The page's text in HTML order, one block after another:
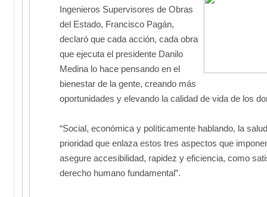
Ingenieros Supervisores de Obras
del Estado, Francisco Pagán,
declaró que cada acción, cada obra
que ejecuta el presidente Danilo
Medina lo hace pensando en el
bienestar de la gente, creando más
oportunidades y elevando la calidad de vida de los
“Social, económica y políticamente hablando, la
prioridad que enlaza estos tres aspectos que
asegure accesibilidad, rapidez y eficiencia, como
derecho humano fundamental”.